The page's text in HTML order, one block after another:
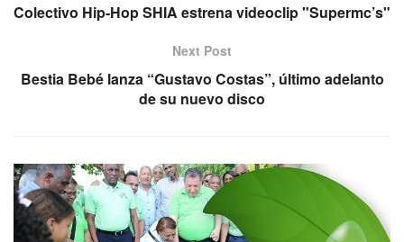
Colectivo Hip-Hop SHIA estrena videoclip "Supermc’s"
Next Post
Bestia Bebé lanza “Gustavo Costas”, último adelanto
de su nuevo disco